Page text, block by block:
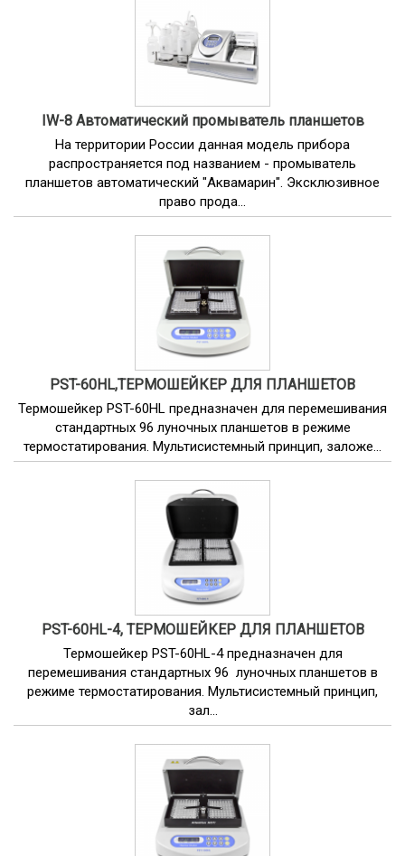
IW-8 Автоматический промыватель планшетов
На территории России данная модель прибора
распространяется под названием - промыватель
планшетов автоматический "Аквамарин". Эксклюзивное
право прода...
PST-60HL,ТЕРМОШЕЙКЕР ДЛЯ ПЛАНШЕТОВ
Термошейкер PST-60HL предназначен для перемешивания
стандартных 96 луночных планшетов в режиме
термостатирования. Мультисистемный принцип, заложе...
PST-60HL-4, ТЕРМОШЕЙКЕР ДЛЯ ПЛАНШЕТОВ
Термошейкер PST-60HL-4 предназначен для
перемешивания стандартных 96 луночных планшетов в
режиме термостатирования. Мультисистемный принцип,
зал...